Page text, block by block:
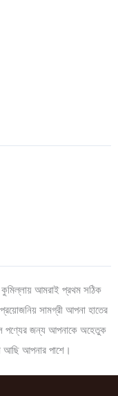
কুমিল্লায় আমরাই প্রথম সঠিক
সামগ্রী আপনা হাতের
পণ্যের জন্য আপনাকে অহেতুক
আছি আপনার পাশে।